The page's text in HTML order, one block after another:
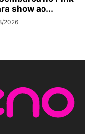
show ao...
2026